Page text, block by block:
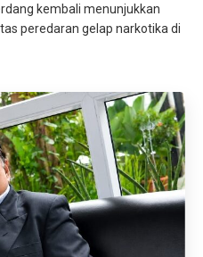
kembali menunjukkan
peredaran gelap narkotika di